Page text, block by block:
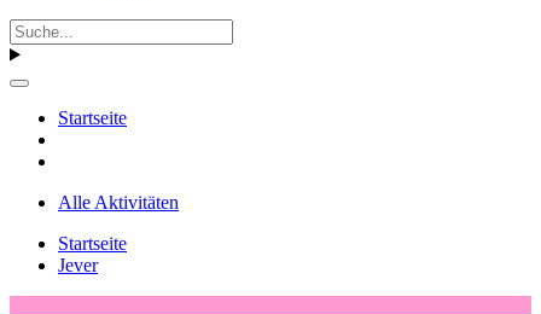
Startseite
Alle Aktivitäten
Startseite
Jever